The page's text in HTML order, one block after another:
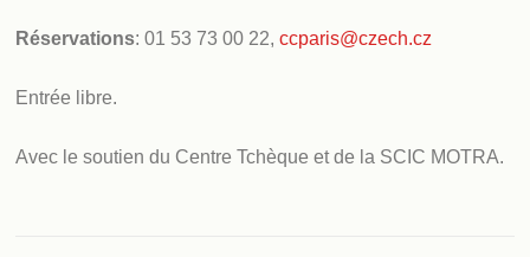
Réservations: 01 53 73 00 22,ccparis@czech.cz
Entrée libre.
Avec le soutien du Centre Tchèque et de la SCIC MOTRA.